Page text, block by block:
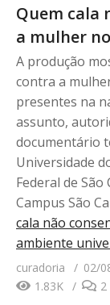
Quem cala
a mulher
A produção
contra a
presentes na
assunto,
documentário
Universidade
Federal de
Campus São
cala não
ambiente
curadoria
02/
1.83K
2